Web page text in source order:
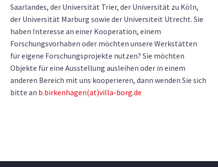
Saarlandes, der Universität Trier, der Universität zu Köln,
der Universität Marburg sowie der Universiteit Utrecht. Sie
haben Interesse an einer Kooperation, einem
Forschungsvorhaben oder möchten unsere Werkstätten
für eigene Forschungsprojekte nutzen? Sie möchten
Objekte für eine Ausstellung ausleihen oder in einem
anderen Bereich mit uns kooperieren, dann wenden Sie sich
bitte an b.birkenhagen(at)villa-borg.de